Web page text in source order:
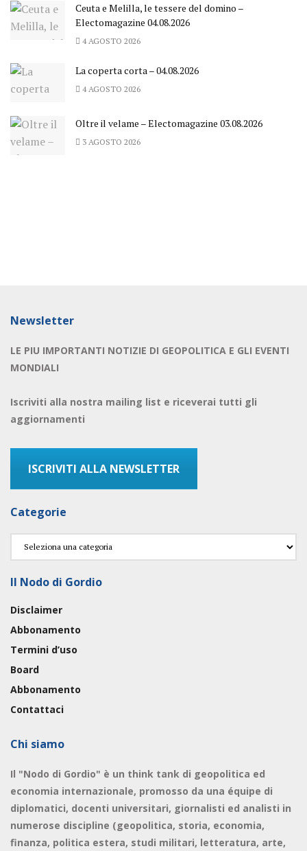
Ceuta e Melilla, le tessere del domino –
Electomagazine 04.08.2026
4 AGOSTO 2026
La coperta corta – 04.08.2026
4 AGOSTO 2026
Oltre il velame – Electomagazine 03.08.2026
3 AGOSTO 2026
Newsletter
LE PIU IMPORTANTI NOTIZIE DI GEOPOLITICA E GLI EVENTI
MONDIALI
Iscriviti alla nostra mailing list e riceverai tutti gli
aggiornamenti
ISCRIVITI ALLA NEWSLETTER
Categorie
Categorie
Il Nodo di Gordio
Disclaimer
Abbonamento
Termini d’uso
Board
Abbonamento
Contattaci
Chi siamo
Il "Nodo di Gordio" è un think tank di geopolitica ed
economia internazionale, promosso da una équipe di
diplomatici, docenti universitari, giornalisti ed analisti in
numerose discipline (geopolitica, storia, economia,
finanza, politica estera, studi militari, letteratura, arte,